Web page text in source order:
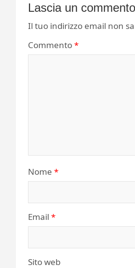
Lascia un commento
Il tuo indirizzo email non
Commento*
Nome *
Email *
Sito web